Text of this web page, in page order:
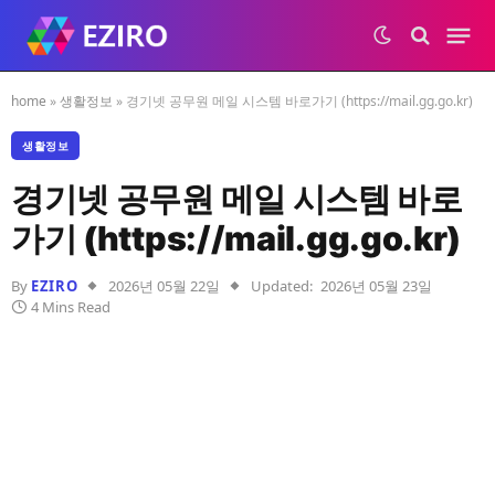
home »생활정보 » 경기넷 공무원 메일 시스템 바로가기 (https://mail.gg.go.kr)
생활정보
경기넷 공무원 메일 시스템 바로
가기 (https://mail.gg.go.kr)
By EZIRO 2026년 05월 22일 Updated: 2026년 05월 23일
4 Mins Read